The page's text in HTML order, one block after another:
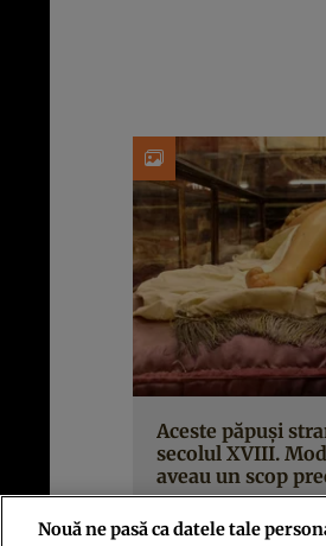
Aceste păpuşi
secolul XVIII.
aveau un scop
Nouă ne pasă ca datele tale